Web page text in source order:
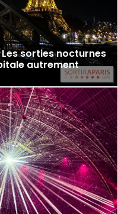
sorties nocturnes
autrement